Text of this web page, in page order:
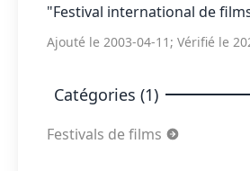
"Festival international de
Ajouté le 2003-04-11; Vérifié le
Catégories (1)
Festivals de films